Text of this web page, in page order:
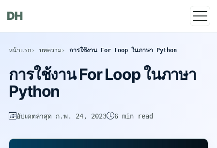
DH
หน้าแรก บทความ การใช้งาน For Loop ในภาษา Python
การใช้งาน For Loop ในภาษา
Python
อัปเดตล่าสุด ก.พ. 24, 2023 6 min read